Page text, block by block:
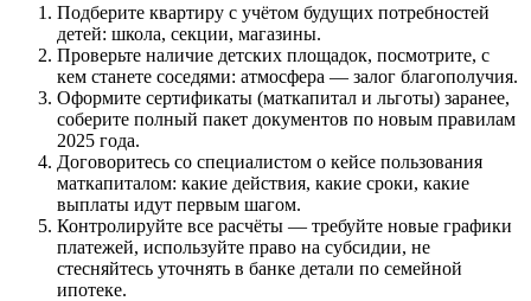
Подберите квартиру с учётом будущих потребностей
детей: школа, секции, магазины.
Проверьте наличие детских площадок, посмотрите, с
кем станете соседями: атмосфера — залог благополучия.
Оформите сертификаты (маткапитал и льготы) заранее,
соберите полный пакет документов по новым правилам
2025 года.
Договоритесь со специалистом о кейсе пользования
маткапиталом: какие действия, какие сроки, какие
выплаты идут первым шагом.
Контролируйте все расчёты — требуйте новые графики
платежей, используйте право на субсидии, не
стесняйтесь уточнять в банке детали по семейной
ипотеке.